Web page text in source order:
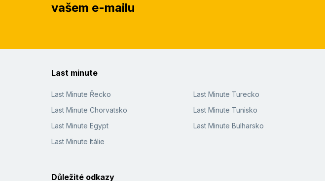
vašem e-mailu
Last minute
Last Minute Řecko
Last Minute Chorvatsko
Last Minute Egypt
Last Minute Itálie
Last Minute Turecko
Last Minute Tunisko
Last Minute Bulharsko
Důležité odkazy